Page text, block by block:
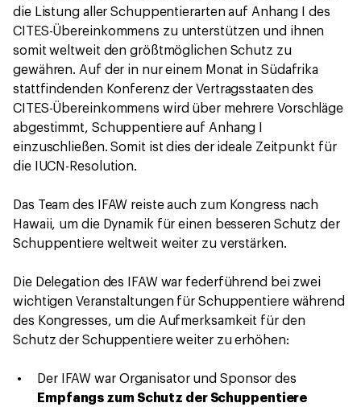
die Listung aller Schuppentierarten auf Anhang I des
CITES-Übereinkommens zu unterstützen und ihnen
somit weltweit den größtmöglichen Schutz zu
gewähren. Auf der in nur einem Monat in Südafrika
stattfindenden Konferenz der Vertragsstaaten des
CITES-Übereinkommens wird über mehrere Vorschläge
abgestimmt, Schuppentiere auf Anhang I
einzuschließen. Somit ist dies der ideale Zeitpunkt für
die IUCN-Resolution.
Das Team des IFAW reiste auch zum Kongress nach
Hawaii, um die Dynamik für einen besseren Schutz der
Schuppentiere weltweit weiter zu verstärken.
Die Delegation des IFAW war federführend bei zwei
wichtigen Veranstaltungen für Schuppentiere während
des Kongresses, um die Aufmerksamkeit für den
Schutz der Schuppentiere weiter zu erhöhen:
Der IFAW war Organisator und Sponsor des
Empfangs zum Schutz der Schuppentiere